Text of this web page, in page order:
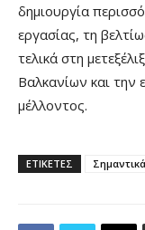
δημιουργία
εργασίας, τη
τελικά στη
Βαλκανίων και την
μέλλοντος.
ΕΤΙΚΕΤΕΣ Σημαντικά